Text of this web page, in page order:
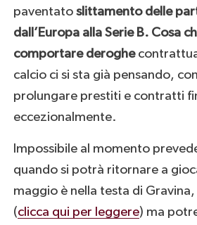
paventatoslittamento delle
dall’Europa alla Serie B. Cosa
comportare deroghe
calcio ci si sta già pensando,
prolungare prestiti e contratti
eccezionalmente.
Impossibile al momento
quando si potrà ritornare a
maggio è nella testa di
(clicca qui per leggere) ma